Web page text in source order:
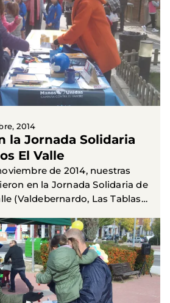
2014
la Jornada Solidaria
El Valle
de 2014, nuestras
en la Jornada Solidaria de
(Valdebernardo, Las Tablas